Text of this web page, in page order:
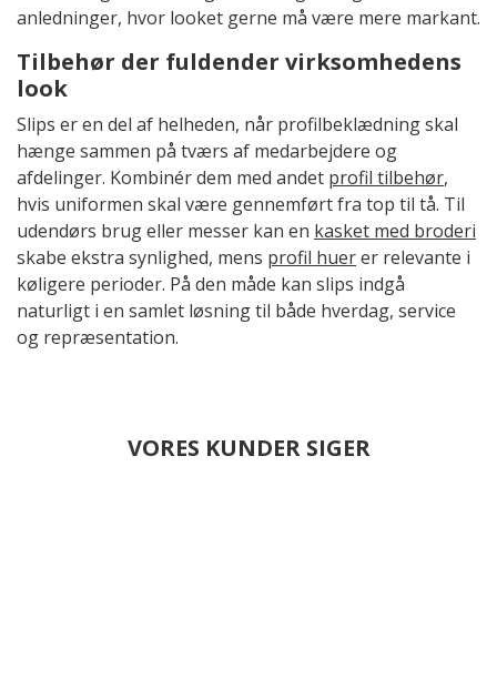
anledninger, hvor looket gerne må være mere markant.
Tilbehør der fuldender virksomhedens
look
Slips er en del af helheden, når profilbeklædning skal
hænge sammen på tværs af medarbejdere og
afdelinger. Kombinér dem med andet profil tilbehør,
hvis uniformen skal være gennemført fra top til tå. Til
udendørs brug eller messer kan en kasket med broderi
skabe ekstra synlighed, mens profil huerer relevante i
køligere perioder. På den måde kan slips indgå
naturligt i en samlet løsning til både hverdag, service
og repræsentation.
VORES KUNDER SIGER